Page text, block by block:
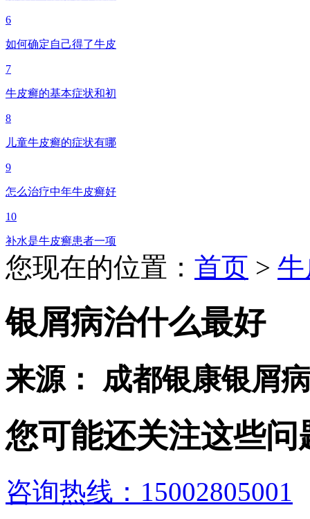
6
如何确定自己得了牛皮
7
牛皮癣的基本症状和初
8
儿童牛皮癣的症状有哪
9
怎么治疗中年牛皮癣好
10
补水是牛皮癣患者一项
您现在的位置： 首页 >
银屑病治什么最好
来源： 成都银康银屑
您可能还关注这些问
咨询热线：15002805001